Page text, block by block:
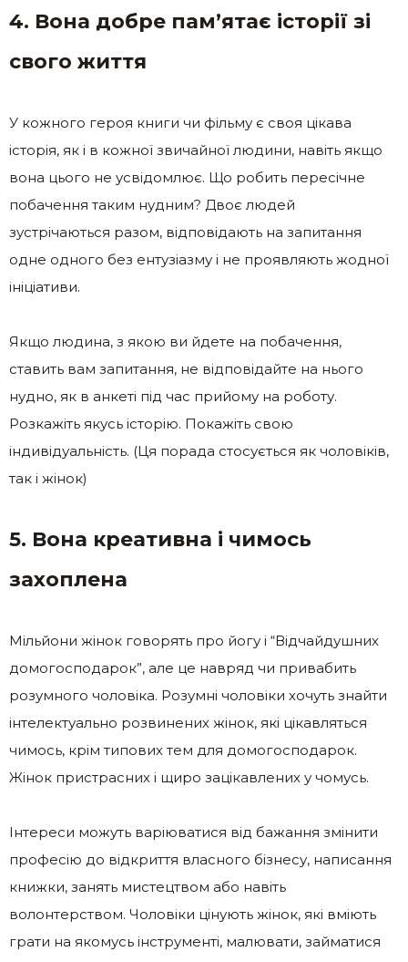
4. Вона добре пам’ятає історії зі
свого життя
У кожного героя книги чи фільму є своя цікава
історія, як і в кожної звичайної людини, навіть якщо
вона цього не усвідомлює. Що робить пересічне
побачення таким нудним? Двоє людей
зустрічаються разом, відповідають на запитання
одне одного без ентузіазму і не проявляють жодної
ініціативи.
Якщо людина, з якою ви йдете на побачення,
ставить вам запитання, не відповідайте на нього
нудно, як в анкеті під час прийому на роботу.
Розкажіть якусь історію. Покажіть свою
індивідуальність. (Ця порада стосується як чоловіків,
так і жінок)
5. Вона креативна і чимось
захоплена
Мільйони жінок говорять про йогу і “Відчайдушних
домогосподарок”, але це навряд чи привабить
розумного чоловіка. Розумні чоловіки хочуть знайти
інтелектуально розвинених жінок, які цікавляться
чимось, крім типових тем для домогосподарок.
Жінок пристрасних і щиро зацікавлених у чомусь.
Інтереси можуть варіюватися від бажання змінити
професію до відкриття власного бізнесу, написання
книжки, занять мистецтвом або навіть
волонтерством. Чоловіки цінують жінок, які вміють
грати на якомусь інструменті, малювати, займатися